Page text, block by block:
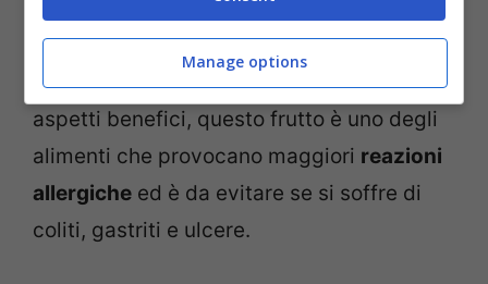
Da sottolineare c’è che, nonostante tutti gli
aspetti benefici, questo frutto è uno degli
alimenti che provocano maggiori reazioni
allergiche ed è da evitare se si soffre di
coliti, gastriti e ulcere.
Manage options